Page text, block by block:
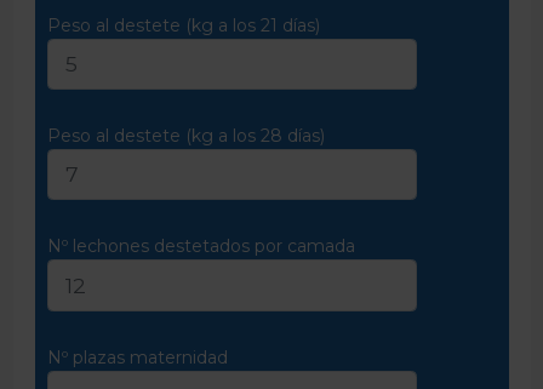
Peso al destete (kg a los 21 días)
Peso al destete (kg a los 28 días)
Nº lechones destetados por camada
Nº plazas maternidad